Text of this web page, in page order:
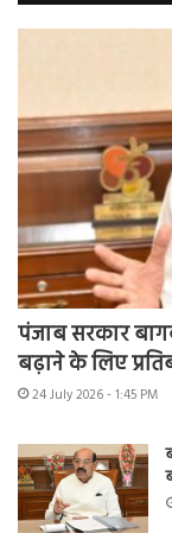
पंजाब सरकार
बढ़ाने के लिए
24 July 2026 - 1:45 PM